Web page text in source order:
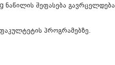
ნაწილის შეფასება გავრცელდება
პროგრამებზე.